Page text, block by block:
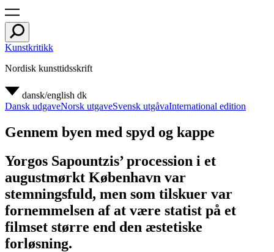
Kunstkritikk
Nordisk kunsttidsskrift
dansk/english dk
Dansk udgaveNorsk utgaveSvensk utgåvaInternational edition
Gennem byen med spyd og kappe
Yorgos Sapountzis’ procession i et
augustmørkt København var
stemningsfuld, men som tilskuer var
fornemmelsen af at være statist på et
filmset større end den æstetiske
forløsning.